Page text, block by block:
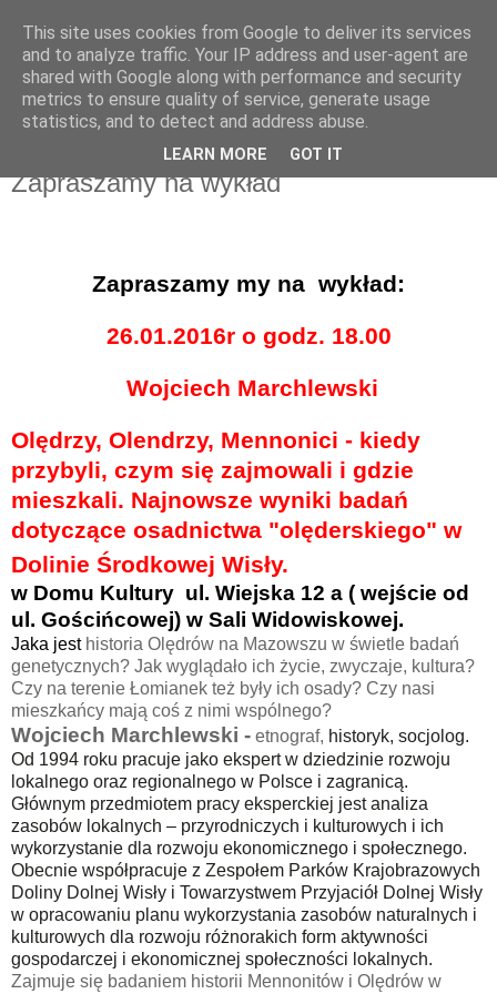
UTW Łomianki
Zapraszamy na wykład
Zapraszamy my na wykład:
26.01.2016r o godz. 18.00
Wojciech Marchlewski
Olędrzy, Olendrzy, Mennonici - kiedy
przybyli, czym się zajmowali i gdzie
mieszkali. Najnowsze wyniki badań
dotyczące osadnictwa "olęderskiego" w
Dolinie Środkowej Wisły.
w Domu Kultury ul. Wiejska 12 a ( wejście od
ul. Gościńcowej) w Sali Widowiskowej.
Jaka jest historia Olędrów na Mazowszu w świetle badań
genetycznych? Jak wyglądało ich życie, zwyczaje, kultura?
Czy na terenie Łomianek też były ich osady? Czy nasi
mieszkańcy mają coś z nimi wspólnego?
Wojciech Marchlewski - etnograf, historyk, socjolog.
Od 1994 roku pracuje jako ekspert w dziedzinie rozwoju
lokalnego oraz regionalnego w Polsce i zagranicą.
Głównym przedmiotem pracy eksperckiej jest analiza
zasobów lokalnych – przyrodniczych i kulturowych i ich
wykorzystanie dla rozwoju ekonomicznego i społecznego.
Obecnie współpracuje z Zespołem Parków Krajobrazowych
Doliny Dolnej Wisły i Towarzystwem Przyjaciół Dolnej Wisły
w opracowaniu planu wykorzystania zasobów naturalnych i
kulturowych dla rozwoju różnorakich form aktywności
gospodarczej i ekonomicznej społeczności lokalnych.
Zajmuje się badaniem historii Mennonitów i Olędrów w
This site uses cookies from Google to deliver its services
and to analyze traffic. Your IP address and user-agent are
shared with Google along with performance and security
metrics to ensure quality of service, generate usage
statistics, and to detect and address abuse.
LEARN MORE GOT IT